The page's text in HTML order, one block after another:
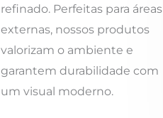
refinado. Perfeitas para áreas
externas, nossos produtos
valorizam o ambiente e
garantem durabilidade com
um visual moderno.